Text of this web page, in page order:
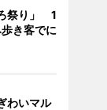
祭り」 1
き客でに
わいマル